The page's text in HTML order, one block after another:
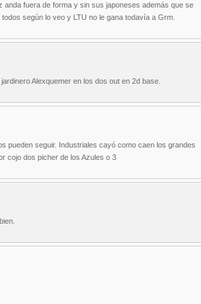
fuera de forma y sin sus japoneses además que se
según lo veo y LTU no le gana todavía a Grm.
Alexquemer en los dos out en 2d base.
pueden seguir. Industriales cayó como caen los grandes
cojo dos picher de los Azules o 3